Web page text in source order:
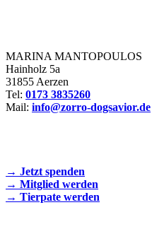
MARINA MANTOPOULOS
Hainholz 5a
31855 Aerzen
Tel: 0173 3835260
Mail: info@zorro-dogsavior.de
→ Jetzt spenden
→ Mitglied werden
→ Tierpate werden